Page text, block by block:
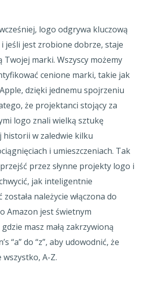
logo odgrywa kluczową
jeśli jest zrobione dobrze, staje
Twojej marki. Wszyscy możemy
cenione marki, takie jak
dzięki jednemu spojrzeniu
że projektanci stojący za
logo znali wielką sztukę
historii w zaledwie kilku
i umieszczeniach. Tak
przez słynne projekty logo i
jak inteligentnie
została należycie włączona do
Amazon jest świetnym
masz małą zakrzywioną
“a” do “z”, aby udowodnić, że
A-Z.